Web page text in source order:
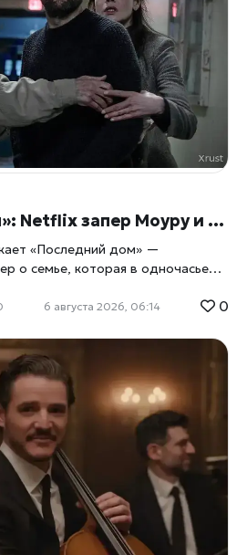
запер Моуру и Ли в их же доме
«Последний дом» —
о семье, которая в одночасье
Моура и Грета Ли, а для
паники не по книжкам, а с
по выживанию. Дом
до жути: обычная семья из
и обнаруживает, что
нельзя, сообщаетxrust. Двери,
наглухо запечатано. Снаружи
которого до самого финала
стремительно тают запасы
на выживание: либо герои
либо сходят с ума
с собственными страхами и
6 августа 2026, 06:14 0